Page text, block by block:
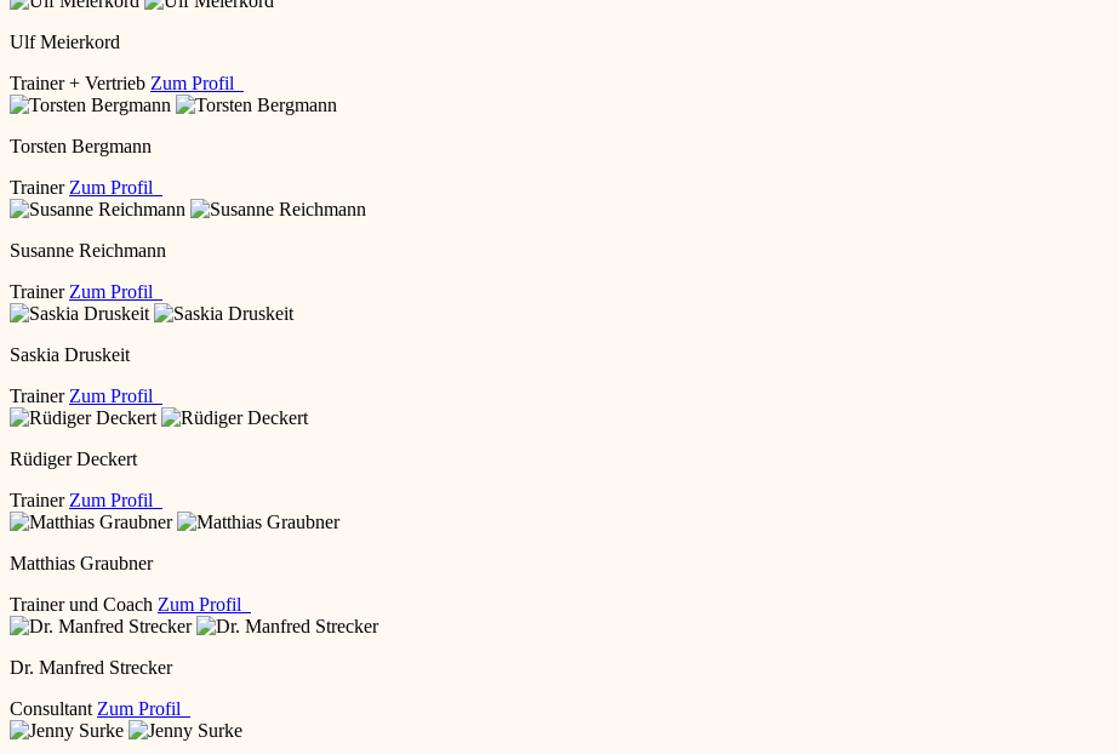
Ulf Meierkord
Trainer + Vertrieb Zum Profil
Torsten Bergmann
Trainer Zum Profil
Susanne Reichmann
Trainer Zum Profil
Saskia Druskeit
Trainer Zum Profil
Rüdiger Deckert
Trainer Zum Profil
Matthias Graubner
Trainer und Coach Zum Profil
Dr. Manfred Strecker
Consultant Zum Profil